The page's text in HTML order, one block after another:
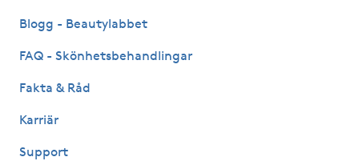
Gellack med förstärkning
Gravidyoga
Gruppträning
Blogg - Beautylabbet
FAQ - Skönhetsbehandlingar
Fakta & Råd
Karriär
Support